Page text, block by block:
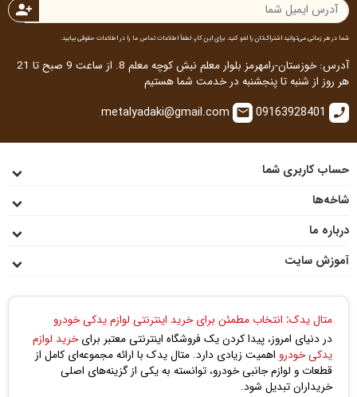
person_add
شما در هر زمانی می‌توانید اشتراک‌تان را لغو کنید. برای این کار، لطفاً اطلاعات تماس ما را در اطلاعات حقوقی بیابید.
آدرس: خوزستان-رامهرمز بلوار معلم نبش کوچه معلم 8. از ساعت 9 صبح تا 21
هر روز از شنبه تا پنجشنبه در خدمت شما هستیم
call
09163928401
email
حساب کاربری شما
شاخه‌ها
درباره ما
آموزش سایت
متال یدک: انتخاب مطمئن برای خرید اینترنتی لوازم یدکی خودرو
در دنیای امروز، پیدا کردن یک فروشگاه اینترنتی معتبر برایخرید لوازم
یدکی خودرو اهمیت زیادی دارد. متال یدک با ارائه مجموعه‌ای کامل از
قطعات و لوازم جانبی خودرو، توانسته به یکی از گزینه‌های اصلی
خریداران تبدیل شود.